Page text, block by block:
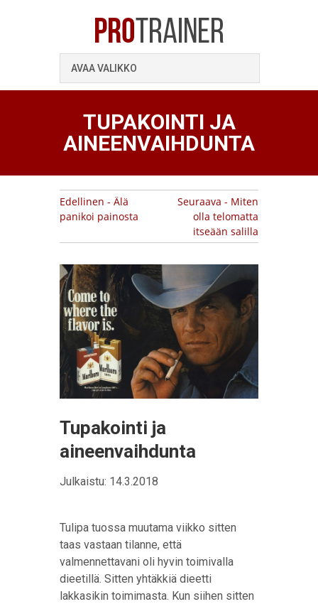
AVAA VALIKKO
TUPAKOINTI JA
AINEENVAIHDUNTA
Edellinen - Älä
panikoi painosta
Seuraava - Miten
olla telomatta
itseään salilla
Tupakointi ja
aineenvaihdunta
Julkaistu: 14.3.2018
Tulipa tuossa muutama viikko sitten
taas vastaan tilanne, että
valmennettavani oli hyvin toimivalla
dieetillä. Sitten yhtäkkiä dieetti
lakkasikin toimimasta. Kun siihen sitten